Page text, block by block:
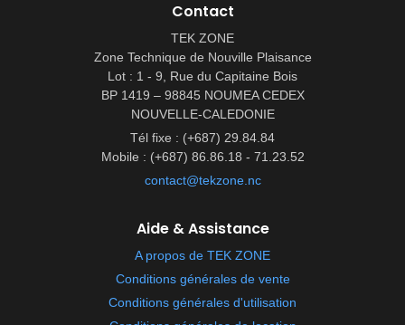
Contact
TEK ZONE
Zone Technique de Nouville Plaisance
Lot : 1 - 9, Rue du Capitaine Bois
BP 1419 – 98845 NOUMEA CEDEX
NOUVELLE-CALEDONIE
Tél fixe : (+687) 29.84.84
Mobile : (+687) 86.86.18 - 71.23.52
contact@tekzone.nc
Aide & Assistance
A propos de TEK ZONE
Conditions générales de vente
Conditions générales d'utilisation